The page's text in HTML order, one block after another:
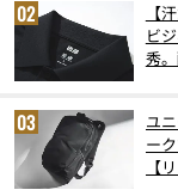
【
ビ
秀
ユ
ー
【